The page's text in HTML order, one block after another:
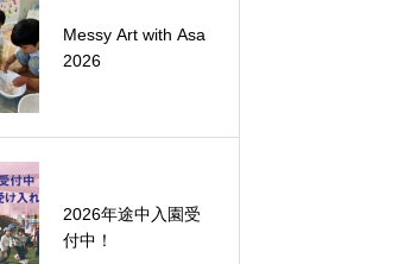
Messy Art with Asa
2026
2026年途中入園受
付中！
安田式体育遊び
Special Lesson
クール「フルコー
ス」の保育時間が最